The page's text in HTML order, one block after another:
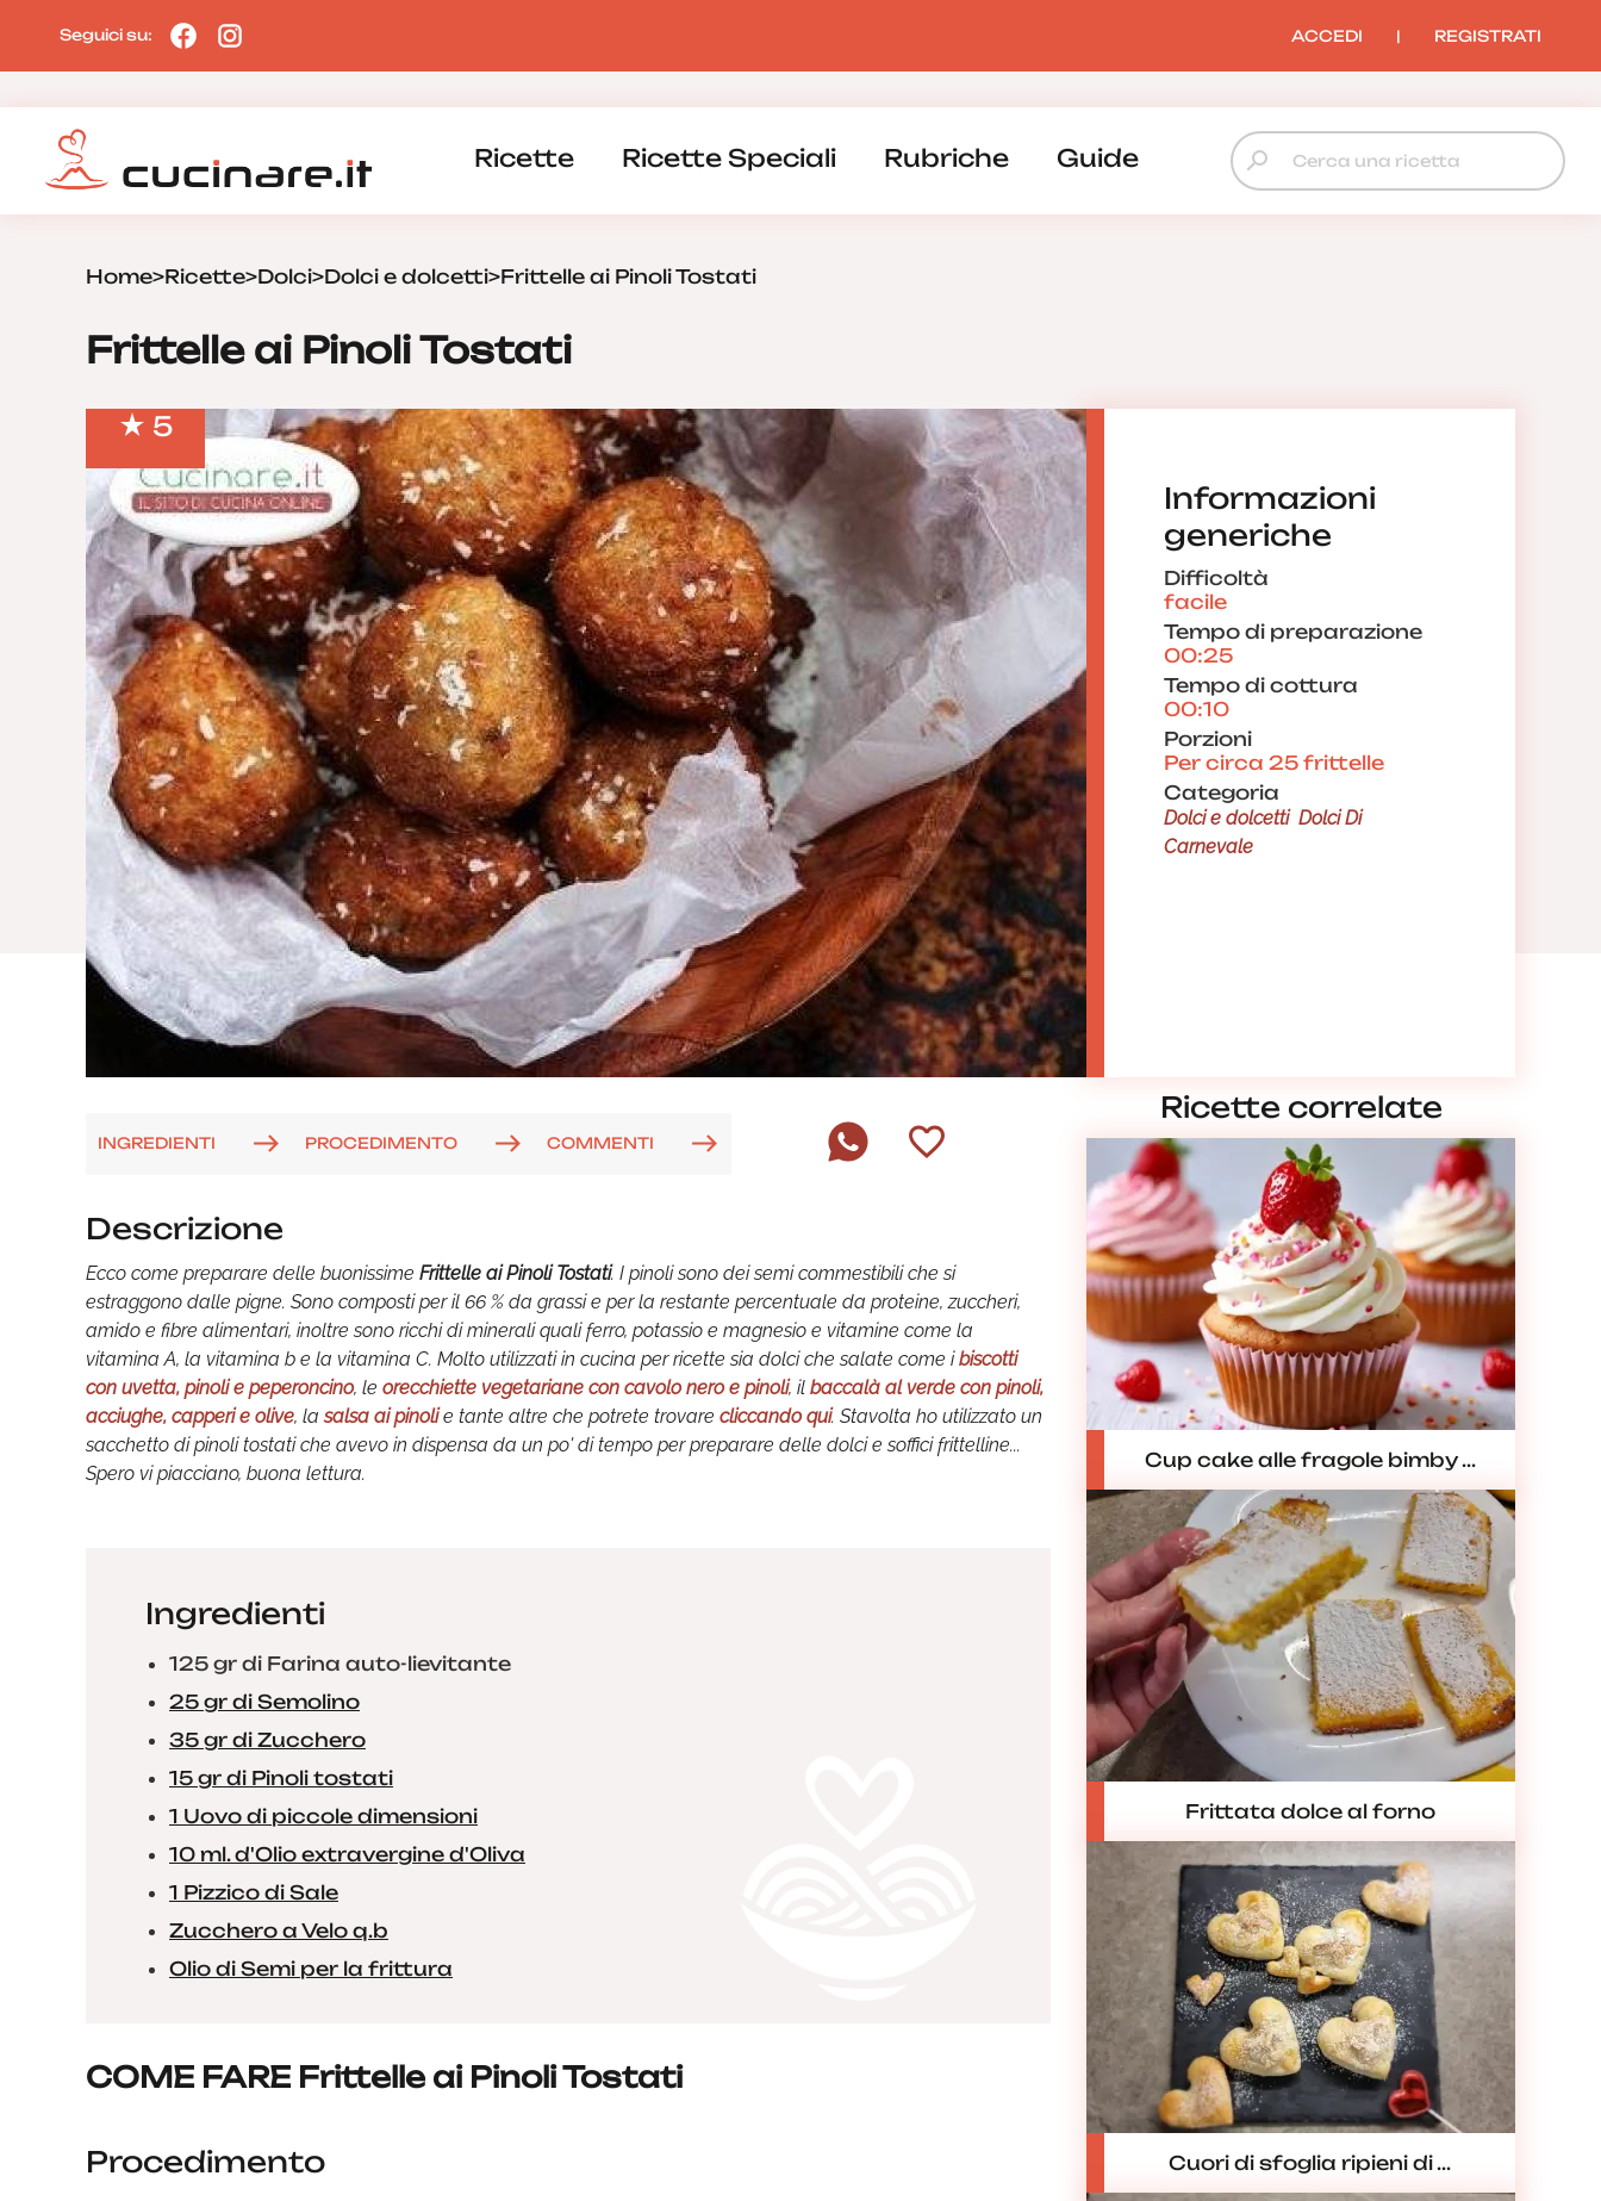
Seguici su: ACCEDI | REGISTRATI
Ricette Ricette Speciali Rubriche Guide
Home>Ricette>Dolci>Dolci e dolcetti>Frittelle ai Pinoli Tostati
Frittelle ai Pinoli Tostati
5
Informazioni
generiche
Difficoltà
facile
Tempo di preparazione
00:25
Tempo di cottura
00:10
Porzioni
Per circa 25 frittelle
Categoria
Dolci e dolcetti Dolci Di
Carnevale
INGREDIENTI PROCEDIMENTO COMMENTI
Descrizione
Ecco come preparare delle buonissime Frittelle ai Pinoli Tostati. I pinoli sono dei semi commestibili che si
estraggono dalle pigne. Sono composti per il 66 % da grassi e per la restante percentuale da proteine, zuccheri,
amido e fibre alimentari, inoltre sono ricchi di minerali quali ferro, potassio e magnesio e vitamine come la
vitamina A, la vitamina b e la vitamina C. Molto utilizzati in cucina per ricette sia dolci che salate come ibiscotti
con uvetta, pinoli e peperoncino, le orecchiette vegetariane con cavolo nero e pinoli, il baccalà al verde con pinoli,
acciughe, capperi e olive, lasalsa ai pinolie tante altre che potrete trovare cliccando qui. Stavolta ho utilizzato un
sacchetto di pinoli tostati che avevo in dispensa da un po' di tempo per preparare delle dolci e soffici frittelline...
Spero vi piacciano, buona lettura.
Ingredienti
125 gr di Farina auto-lievitante
25 gr di Semolino
35 gr di Zucchero
15 gr di Pinoli tostati
1 Uovo di piccole dimensioni
10 ml. d'Olio extravergine d'Oliva
1 Pizzico di Sale
Zucchero a Velo q.b
Olio di Semi per la frittura
COME FARE Frittelle ai Pinoli Tostati
Procedimento
Ricette correlate
Cup cake alle fragole bimby ...
Frittata dolce al forno
Cuori di sfoglia ripieni di ...